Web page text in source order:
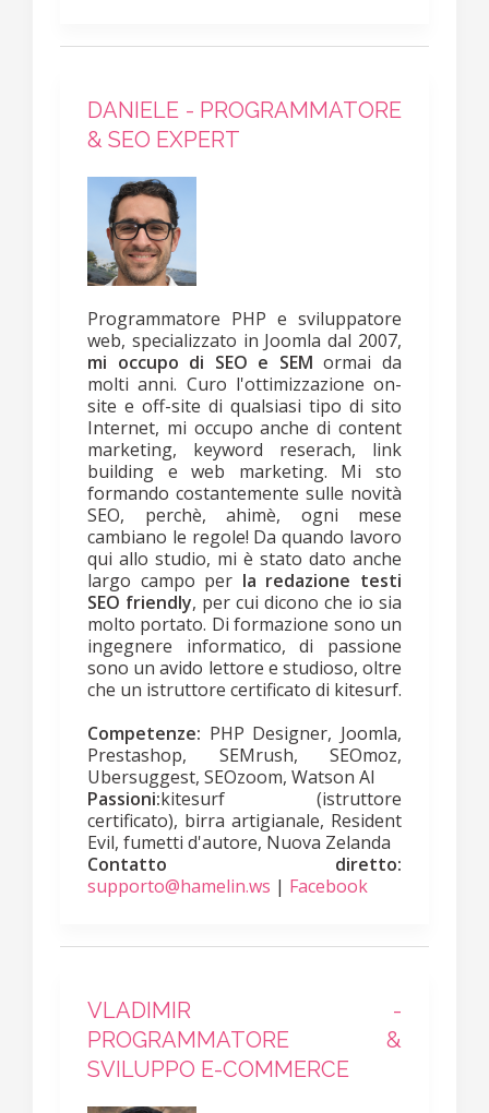
DANIELE - PROGRAMMATORE
& SEO EXPERT
Programmatore PHP e sviluppatore
web, specializzato in Joomla dal 2007,
mi occupo di SEO e SEM ormai da
molti anni. Curo l'ottimizzazione on-
site e off-site di qualsiasi tipo di sito
Internet, mi occupo anche di content
marketing, keyword reserach, link
building e web marketing. Mi sto
formando costantemente sulle novità
SEO, perchè, ahimè, ogni mese
cambiano le regole! Da quando lavoro
qui allo studio, mi è stato dato anche
largo campo per la redazione testi
SEO friendly, per cui dicono che io sia
molto portato. Di formazione sono un
ingegnere informatico, di passione
sono un avido lettore e studioso, oltre
che un istruttore certificato di kitesurf.
Competenze: PHP Designer, Joomla,
Prestashop, SEMrush, SEOmoz,
Ubersuggest, SEOzoom, Watson AI
Passioni:kitesurf (istruttore
certificato), birra artigianale, Resident
Evil, fumetti d'autore, Nuova Zelanda
Contatto diretto:
supporto@hamelin.ws | Facebook
VLADIMIR -
PROGRAMMATORE &
SVILUPPO E-COMMERCE